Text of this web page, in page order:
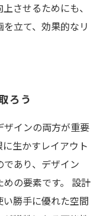
させるためにも、
立て、効果的なリ
ろう
ザインの両方が重要
生かすレイアウト
あり、デザイン
の要素です。 設計
勝手に優れた空間